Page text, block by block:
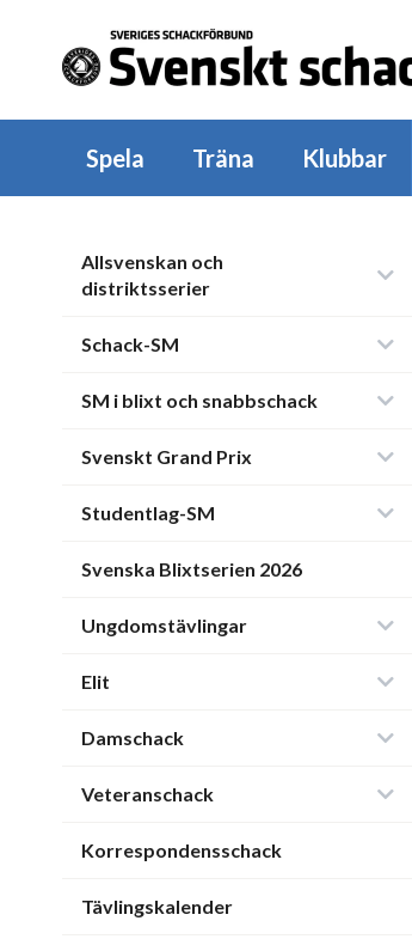
Spela Träna Klubbar
Allsvenskan och
distriktsserier
Schack-SM
SM i blixt och snabbschack
Svenskt Grand Prix
Studentlag-SM
Svenska Blixtserien 2026
Ungdomstävlingar
Elit
Damschack
Veteranschack
Korrespondensschack
Tävlingskalender